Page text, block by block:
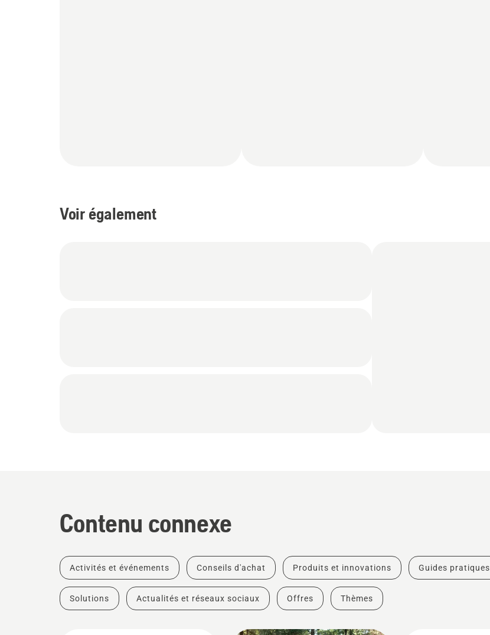
Voir également
Contenu connexe
Activités et événements Conseils d'achat Produits et innovations Guides pratiques
Solutions Actualités et réseaux sociaux Offres Thèmes